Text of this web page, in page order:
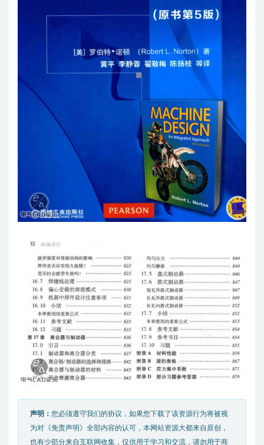
声明： 您必须遵守我们的协议，如果您下载了该资源行为将被视
为对《免责声明》全部内容的认可，本网站资源大都来自原创，
也有少部分来自互联网收集，仅供用于学习和交流，请勿用于商